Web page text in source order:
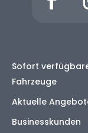
Sofort
Fahrzeuge
Aktuelle
Businesskunden